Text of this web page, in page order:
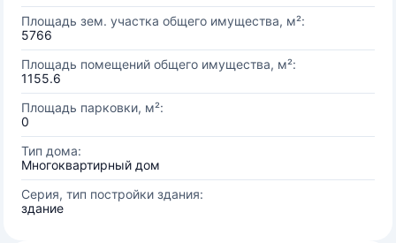
Площадь зем. участка общего имущества, м²:
5766
Площадь помещений общего имущества, м²:
1155.6
Площадь парковки, м²:
0
Тип дома:
Многоквартирный дом
Серия, тип постройки здания:
здание